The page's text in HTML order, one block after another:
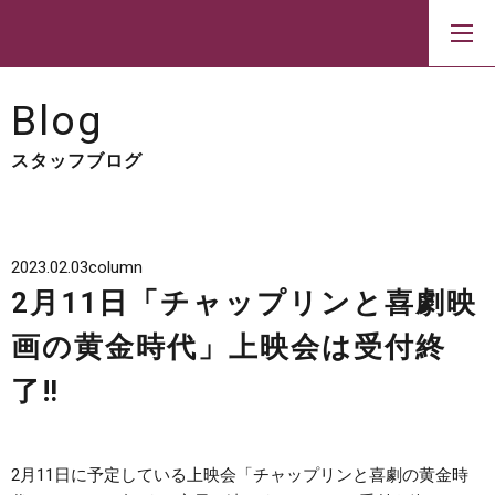
Blog
スタッフブログ
2023.02.03column
2月11日「チャップリンと喜劇映
画の黄金時代」上映会は受付終
了‼
2月11日に予定している上映会「チャップリンと喜劇の黄金時